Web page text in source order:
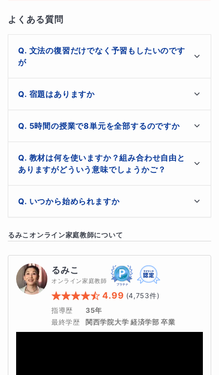
よくある質問
文法の復習だけでなく予習もしたいのです
が
おまかせください。こちらの講座では英文法に関する全
てをお伝えできます。
宿題はありますか
毎回、課題を提出しますが、その量はご一緒に相談して
決めましょう。
5時間の授業で8単元を全部するのですか
まず、ご希望の5単元を選んでください。1単元1授業を
基本としています。
追加レッスンも受け付けていますのでご安心ください。
教材は何を使いますか？組み合わせ自由と
ありますがどういう意味でしょうかご？
こちらで、演習問題を中心にご用意しますが、学校の教
材、ご自宅で使われているもの、それらを併用して使っ
ていただいても大丈夫です。
他に、英単語、英文読解のクラスもご用意していますの
で、内容の組み合わせを自由に選んでいただくこともで
きます
いつから始められますか
るみこオンライン家庭教師について
るみこ
オンライン家庭教師
4.99 (4,753件)
指導歴
35年
最終学歴
関西学院大学 経済学部 卒業